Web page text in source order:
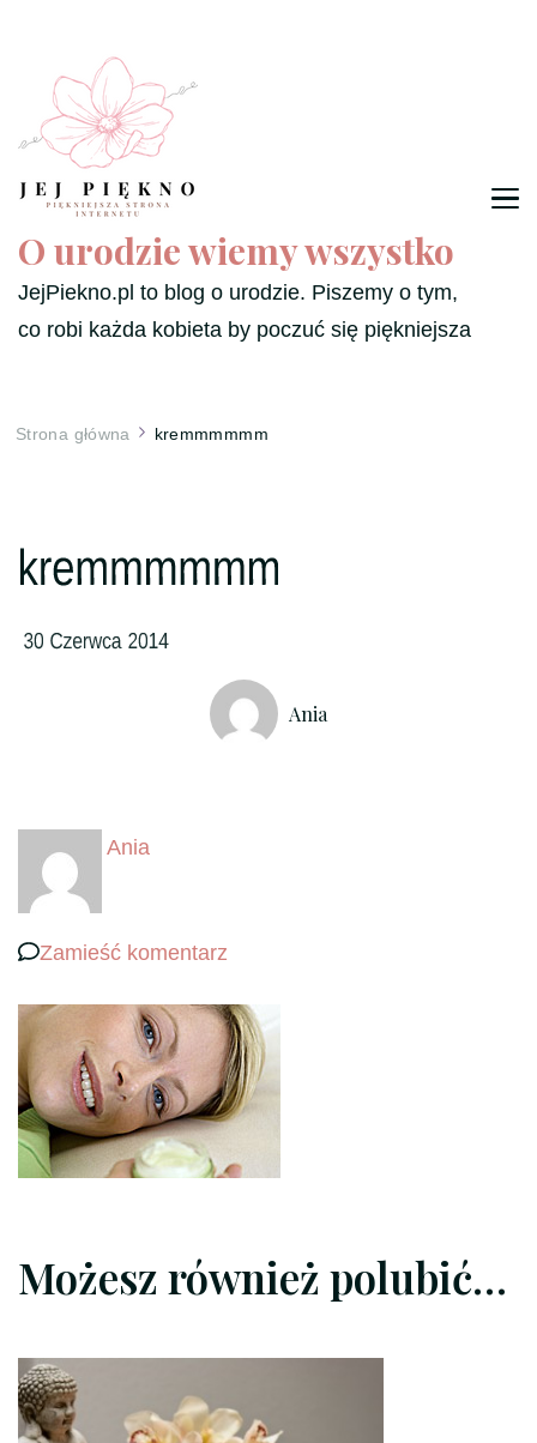
O urodzie wiemy wszystko
JejPiekno.pl to blog o urodzie. Piszemy o tym,
co robi każda kobieta by poczuć się piękniejsza
Strona główna kremmmmmm
Ania
Ania
Zamieść komentarz
kremmmmmm
Możesz również polubić…